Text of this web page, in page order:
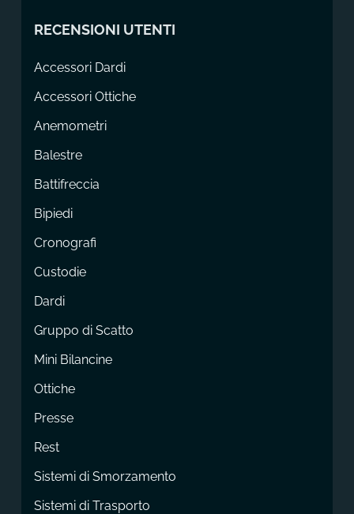
RECENSIONI UTENTI
Accessori Dardi
Accessori Ottiche
Anemometri
Balestre
Battifreccia
Bipiedi
Cronografi
Custodie
Dardi
Gruppo di Scatto
Mini Bilancine
Ottiche
Presse
Rest
Sistemi di Smorzamento
Sistemi di Trasporto